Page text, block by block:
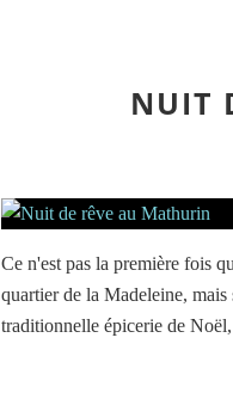
NUIT
Ce n'est pas la première fois
quartier de la Madeleine,
traditionnelle épicerie de